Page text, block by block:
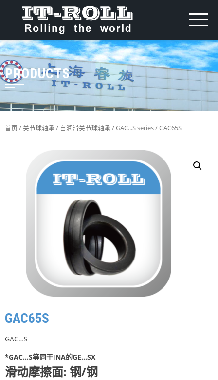
PRODUCTS
首页 / 关节球轴承/ 自润滑关节球轴承/GAC...S series/ GAC65S
GAC65S
GAC…S
*GAC…S等同于INA的GE…SX
滑动摩擦面: 钢/钢